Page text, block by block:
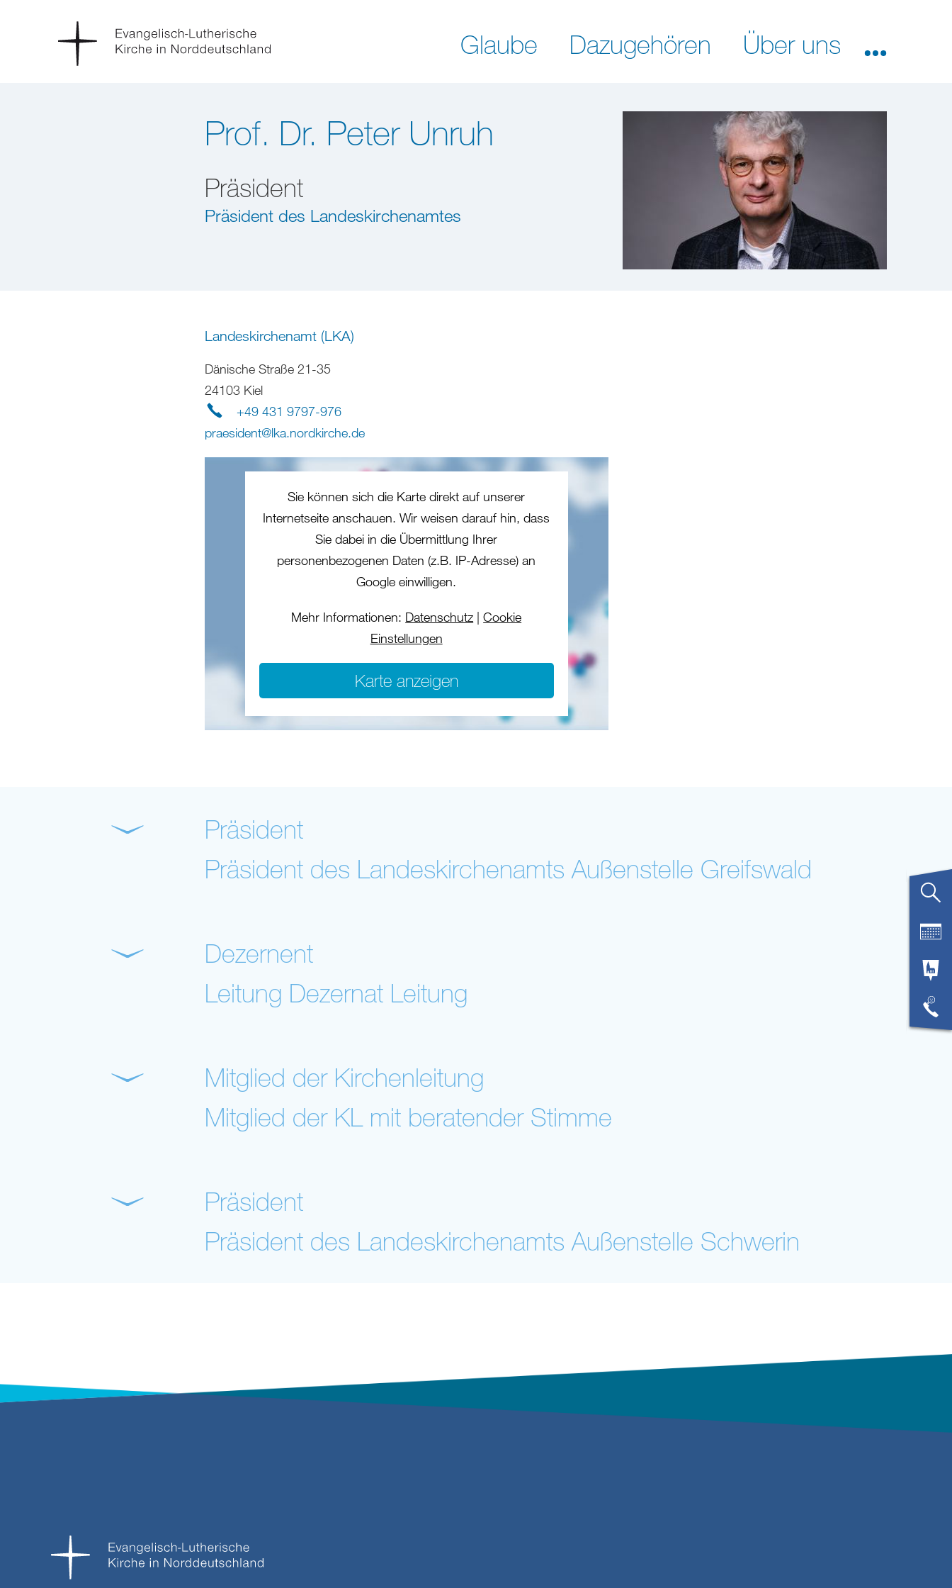
Glaube Dazugehören Über uns
Prof. Dr. Peter Unruh
Präsident
Präsident des Landeskirchenamtes
Landeskirchenamt (LKA)
Dänische Straße 21-35
24103 Kiel
+49 431 9797-976
praesident@lka.nordkirche.de
Sie können sich die Karte direkt auf unserer
Internetseite anschauen. Wir weisen darauf hin, dass
Sie dabei in die Übermittlung Ihrer
personenbezogenen Daten (z.B. IP-Adresse) an
Google einwilligen.
Mehr Informationen: Datenschutz |Cookie
Einstellungen
Karte anzeigen
Präsident
Präsident des Landeskirchenamts Außenstelle Greifswald
Dezernent
Leitung Dezernat Leitung
Mitglied der Kirchenleitung
Mitglied der KL mit beratender Stimme
Präsident
Präsident des Landeskirchenamts Außenstelle Schwerin